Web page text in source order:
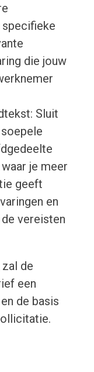
specifieke
die jouw
Sluit
je meer
geeft
en
vereisten
de
een
de basis